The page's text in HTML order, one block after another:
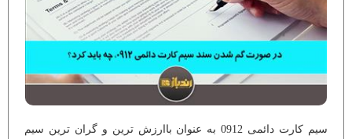
سیم کارت دائمی 0912 به عنوان باارزش ترین و گران ترین سیم